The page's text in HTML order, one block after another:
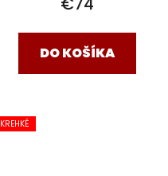
DO KOŠÍKA
KREHKÉ